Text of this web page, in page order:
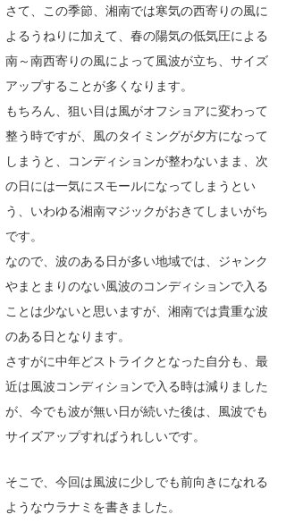
さて、この季節、湘南では寒気の西寄りの風に
よるうねりに加えて、春の陽気の低気圧による
南～南西寄りの風によって風波が立ち、サイズ
アップすることが多くなります。
もちろん、狙い目は風がオフショアに変わって
整う時ですが、風のタイミングが夕方になって
しまうと、コンディションが整わないまま、次
の日には一気にスモールになってしまうとい
う、いわゆる湘南マジックがおきてしまいがち
です。
なので、波のある日が多い地域では、ジャンク
やまとまりのない風波のコンディションで入る
ことは少ないと思いますが、湘南では貴重な波
のある日となります。
さすがに中年どストライクとなった自分も、最
近は風波コンディションで入る時は減りました
が、今でも波が無い日が続いた後は、風波でも
サイズアップすればうれしいです。
そこで、今回は風波に少しでも前向きになれる
ようなウラナミを書きました。
ライター/寄稿メディア
Core Surf Japan
Naoya Kimoto
mitsuteru Kamio
Yasunari Inoue
Yoshiyuki Obata
arukasvision
DELTA FORCE SURF
CBA Films
熊谷素子
メディア
SURFMEDIA
Colors MAGAZINE
WAVAL
波伝説アンバサダー/プロライダー
福島寿実子
中浦“JET”章
嵯峨明日香
進士剛光
田原啓江
植村未来
NOBUFUKU
大野”MAR”修聖
波伝説スタッフ
☆加藤
+☆maki☆+
Aichan
chan-U
ECE
G◎Da
H
波伝説